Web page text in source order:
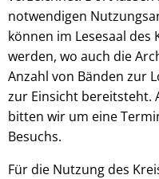
notwendigen
können im Lesesaal des
werden, wo auch die
Anzahl von Bänden zur
zur Einsicht bereitsteht.
bitten wir um eine
Besuchs.
Für die Nutzung des